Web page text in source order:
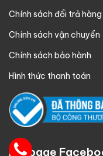
Chính sách đổi trả
Chính sách vận chuyển
Chính sách bảo hành
Hình thức thanh toán
Fanpage